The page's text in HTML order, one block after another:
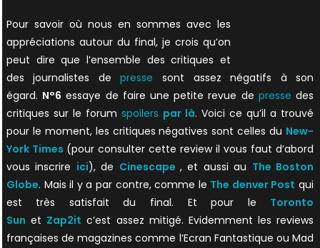
Pour savoir où nous en sommes avec les
appréciations autour du final, je crois qu’on
peut dire que l’ensemble des critiques et
des journalistes de pressesont assez négatifs à son
égard. N°6 essaye de faire une petite revue de pressedes
critiques sur le forum spoilers par là. Voici ce qu’il a trouvé
pour le moment, les critiques négatives sont celles du New-
York Times (pour consulter cette review il vous faut d’abord
vous inscrire ici), de Cinescape, et aussi au The Boston
Globe. Mais il y a par contre, comme le The denver Post qui
est très satisfait du final. Et pour le Toronto
Sun et Zap2it c’est assez mitigé. Evidemment les reviews
françaises de magazines comme l’Ecran Fantastique ou Mad